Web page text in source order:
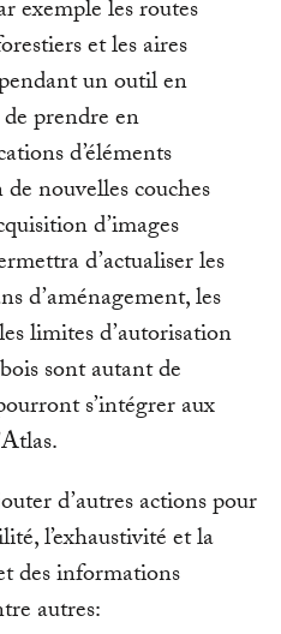
exemple les routes
et les aires
un outil en
prendre en
d’éléments
nouvelles couches
d’images
d’actualiser les
d’aménagement, les
limites d’autorisation
sont autant de
s’intégrer aux
d’autres actions pour
l’exhaustivité et la
des informations
autres: